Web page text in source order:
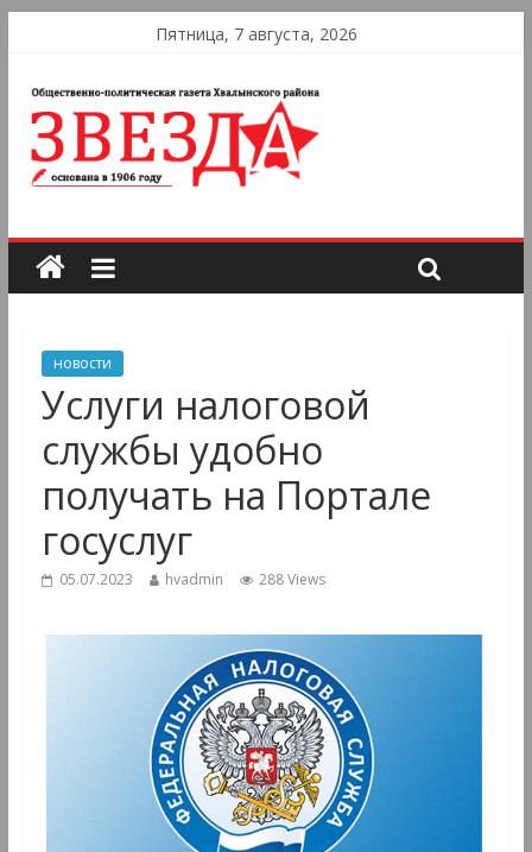
Пятница, 7 августа, 2026
новости
Услуги налоговой
службы удобно
получать на Портале
госуслуг
05.07.2023 hvadmin 288 Views